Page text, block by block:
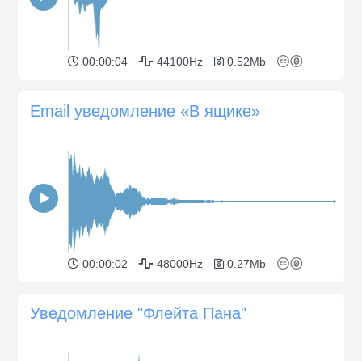
00:00:04 44100Hz 0.52Mb
Email уведомление «В ящике»
00:00:02 48000Hz 0.27Mb
Уведомление "Флейта Пана"